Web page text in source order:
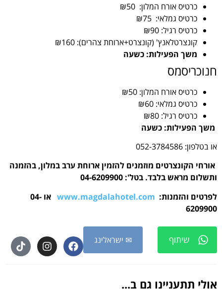
כרטיס אורח המלון: ₪50
כרטיס גמלאי: ₪75
כרטיס רגיל: ₪90
קונצרטלאנץ' (קונצרט+ארוחת צהרים): ₪160
משך הפעילות: כשעה
חנוכריסמס
כרטיס אורח המלון: ₪50
כרטיס גמלאי: ₪60
כרטיס רגיל: ₪80
משך הפעילות: כשעה
או בטלפון: 052-3784586
אורחי הקונצרטים מוזמנים להזמין ארוחת ערב במלון, בהזמנה
ותשלום מראש בלבד. בטל': 04-6209900
לפרטים והזמנות: www.magdalahotel.com
או 04-
6209900
שיתוף ✉ ישראלינג
אולי תתעניינו גם ב...